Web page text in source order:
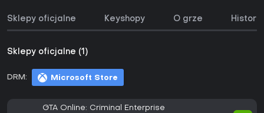
Sklepy oficjalne Keyshopy O grze
Sklepy oficjalne (1)
DRM: Microsoft Store
GTA Online: Criminal Enterprise